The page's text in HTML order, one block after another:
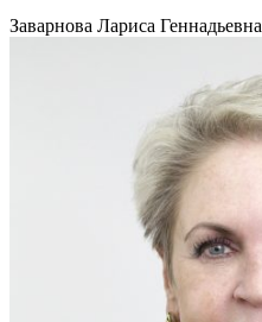
Заварнова Лариса Геннадьевна